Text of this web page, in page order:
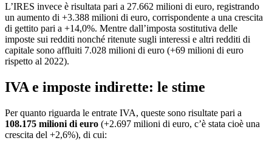
L’IRES invece è risultata pari a 27.662 milioni di euro, registrando
un aumento di +3.388 milioni di euro, corrispondente a una crescita
di gettito pari a +14,0%. Mentre dall’imposta sostitutiva delle
imposte sui redditi nonché ritenute sugli interessi e altri redditi di
capitale sono affluiti 7.028 milioni di euro (+69 milioni di euro
rispetto al 2022).
IVA e imposte indirette: le stime
Per quanto riguarda le entrate IVA, queste sono risultate pari a
108.175 milioni di euro (+2.697 milioni di euro, c’è stata cioè una
crescita del +2,6%), di cui: